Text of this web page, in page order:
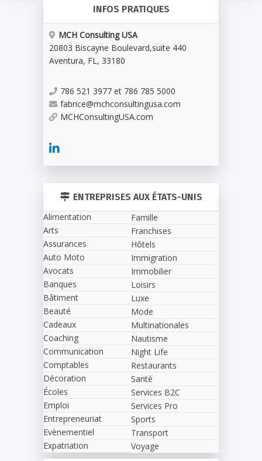
INFOS PRATIQUES
MCH Consulting USA
20803 Biscayne Boulevard,suite 440
Aventura, FL, 33180
786 521 3977 et 786 785 5000
fabrice@mchconsultingusa.com
MCHConsultingUSA.com
ENTREPRISES AUX ÉTATS-UNIS
Alimentation
Arts
Assurances
Auto Moto
Avocats
Banques
Bâtiment
Beauté
Cadeaux
Coaching
Communication
Comptables
Décoration
Écoles
Emploi
Entrepreneuriat
Evènementiel
Expatriation
Famille
Franchises
Hôtels
Immigration
Immobilier
Loisirs
Luxe
Mode
Multinationales
Nautisme
Night Life
Restaurants
Santé
Services B2C
Services Pro
Sports
Transport
Voyage